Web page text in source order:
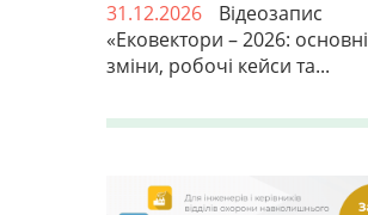
31.12.2026
Відеозапис
«Ековектори – 2026: основні
зміни, робочі кейси та...